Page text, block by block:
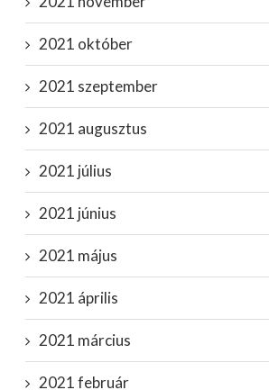
2021 október
2021 szeptember
2021 augusztus
2021 július
2021 június
2021 május
2021 április
2021 március
2021 február